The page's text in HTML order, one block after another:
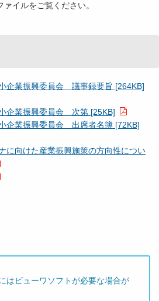
イルをご覧ください。
企業振興委員会 議事録要旨 [264KB]
企業振興委員会 次第 [25KB]
企業振興委員会 出席者名簿 [72KB]
向けた産業振興施策の方向性につい
はビューワソフトが必要な場合が